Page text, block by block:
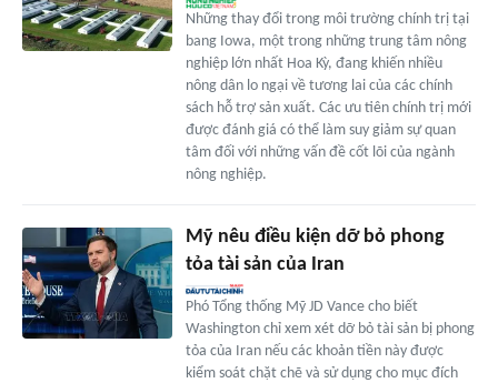
Những thay đổi trong môi trường chính trị tại
bang Iowa, một trong những trung tâm nông
nghiệp lớn nhất Hoa Kỳ, đang khiến nhiều
nông dân lo ngại về tương lai của các chính
sách hỗ trợ sản xuất. Các ưu tiên chính trị mới
được đánh giá có thể làm suy giảm sự quan
tâm đối với những vấn đề cốt lõi của ngành
nông nghiệp.
Mỹ nêu điều kiện dỡ bỏ phong
tỏa tài sản của Iran
Phó Tổng thống Mỹ JD Vance cho biết
Washington chỉ xem xét dỡ bỏ tài sản bị phong
tỏa của Iran nếu các khoản tiền này được
kiểm soát chặt chẽ và sử dụng cho mục đích